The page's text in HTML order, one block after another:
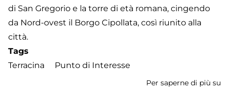
di San Gregorio e la torre di età romana, cingendo
da Nord-ovest il Borgo Cipollata, così riunito alla
città.
Tags
Terracina
Punto di Interesse
Per saperne di più su